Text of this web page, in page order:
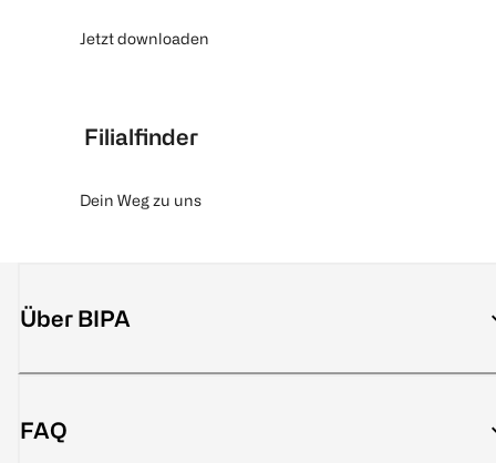
Jetzt downloaden
Filialfinder
Dein Weg zu uns
Über BIPA
FAQ